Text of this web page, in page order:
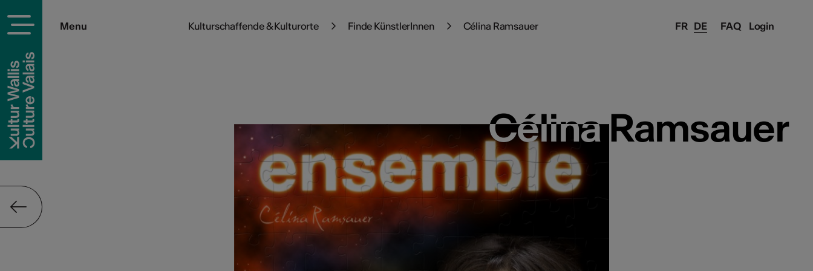
FAQ Login
Menu FR DE
Kulturschaffende & Kulturorte Finde KünstlerInnen Célina Ramsauer
Célina Ramsauer
Célina Ramsauer